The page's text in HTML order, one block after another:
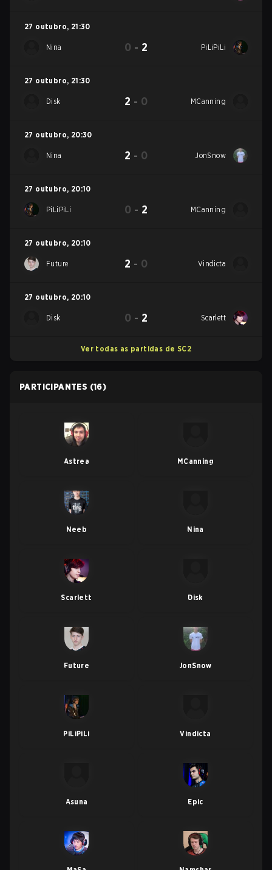
27 outubro, 21:30
Nina 0 - 2 PiLiPiLi
27 outubro, 21:30
Disk 2 - 0 MCanning
27 outubro, 20:30
Nina 2 - 0 JonSnow
27 outubro, 20:10
PiLiPiLi 0 - 2 MCanning
27 outubro, 20:10
Future 2 - 0 Vindicta
27 outubro, 20:10
Disk 0 - 2 Scarlett
Ver todas as partidas de SC2
PARTICIPANTES (16)
Astrea MCanning
Neeb Nina
Scarlett Disk
Future JonSnow
PiLiPiLi Vindicta
Asuna Epic